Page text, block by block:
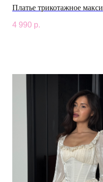
Платье трикотажное макси
4 990 р.